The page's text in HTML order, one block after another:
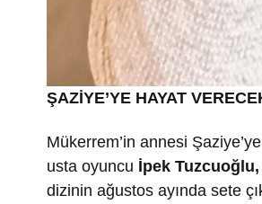
ŞAZİYE’YE HAYAT
Mükerrem’in annesi
usta oyuncu İpek Tuzcuoğlu,
dizinin ağustos ayında sete